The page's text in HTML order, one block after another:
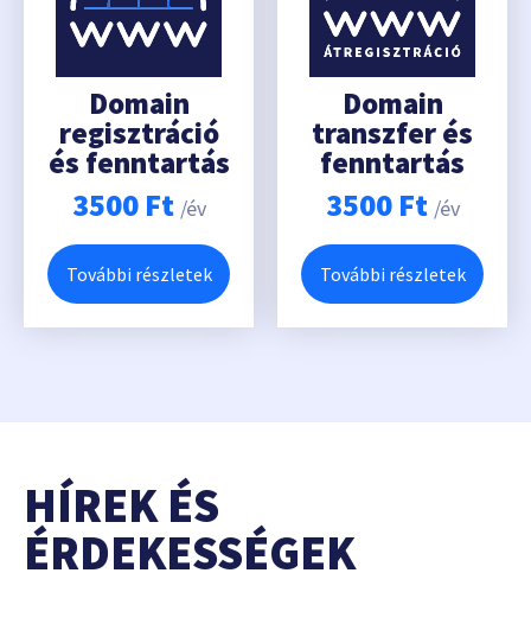
Domain
regisztráció
és fenntartás
3500 Ft /év
További részletek
Domain
transzfer és
fenntartás
3500 Ft /év
További részletek
HÍREK ÉS
ÉRDEKESSÉGEK